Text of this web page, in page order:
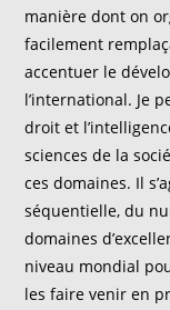
manière dont on
facilement
accentuer le
l’international. Je
droit et
sciences de la
ces domaines. Il
séquentielle, du
domaines
niveau mondial
les faire venir en